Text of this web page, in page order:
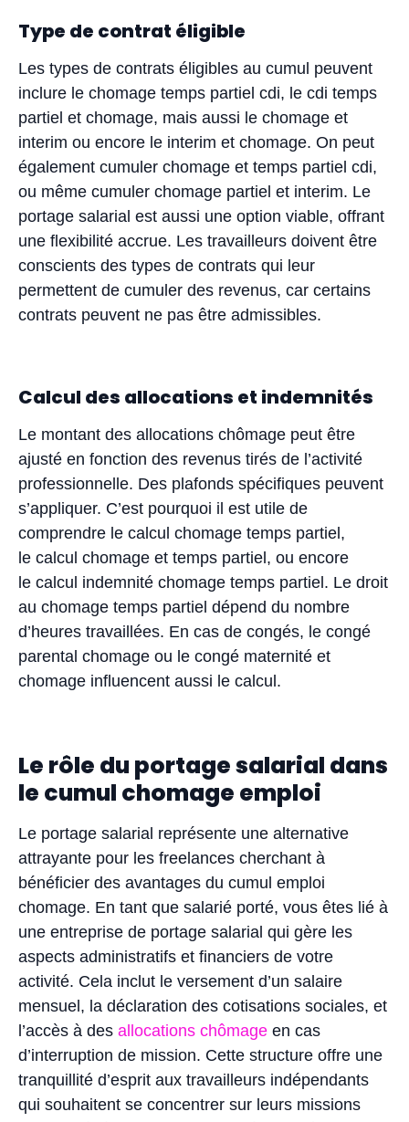
Type de contrat éligible
Les types de contrats éligibles au cumul peuvent
inclure le chomage temps partiel cdi, le cdi temps
partiel et chomage, mais aussi le chomage et
interim ou encore le interim et chomage. On peut
également cumuler chomage et temps partiel cdi,
ou même cumuler chomage partiel et interim. Le
portage salarial est aussi une option viable, offrant
une flexibilité accrue. Les travailleurs doivent être
conscients des types de contrats qui leur
permettent de cumuler des revenus, car certains
contrats peuvent ne pas être admissibles.
Calcul des allocations et indemnités
Le montant des allocations chômage peut être
ajusté en fonction des revenus tirés de l’activité
professionnelle. Des plafonds spécifiques peuvent
s’appliquer. C’est pourquoi il est utile de
comprendre le calcul chomage temps partiel,
le calcul chomage et temps partiel, ou encore
le calcul indemnité chomage temps partiel. Le droit
au chomage temps partiel dépend du nombre
d’heures travaillées. En cas de congés, le congé
parental chomage ou le congé maternité et
chomage influencent aussi le calcul.
Le rôle du portage salarial dans
le cumul chomage emploi
Le portage salarial représente une alternative
attrayante pour les freelances cherchant à
bénéficier des avantages du cumul emploi
chomage. En tant que salarié porté, vous êtes lié à
une entreprise de portage salarial qui gère les
aspects administratifs et financiers de votre
activité. Cela inclut le versement d’un salaire
mensuel, la déclaration des cotisations sociales, et
l’accès à des allocations chômage en cas
d’interruption de mission. Cette structure offre une
tranquillité d’esprit aux travailleurs indépendants
qui souhaitent se concentrer sur leurs missions